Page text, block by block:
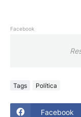
Facebook
Tags Política
Facebook